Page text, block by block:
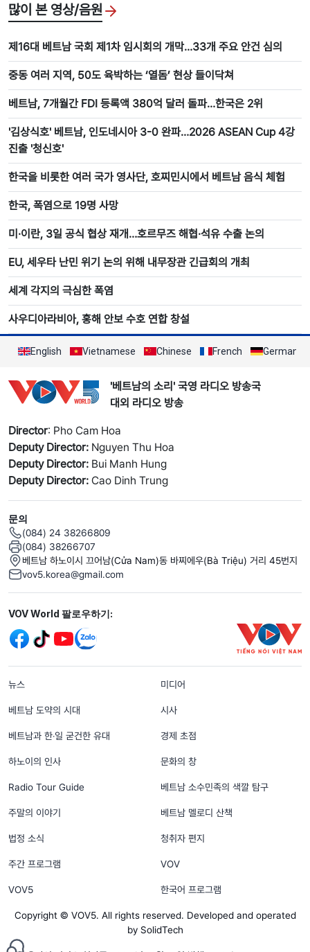
많이 본 영상/음원
제16대 베트남 국회 제1차 임시회의 개막…33개 주요 안건 심의
중동 여러 지역, 50도 육박하는 ‘열돔’ 현상 들이닥쳐
베트남, 7개월간 FDI 등록액 380억 달러 돌파…한국은 2위
'김상식호' 베트남, 인도네시아 3-0 완파…2026 ASEAN Cup 4강
진출 '청신호'
한국을 비롯한 여러 국가 영사단, 호찌민시에서 베트남 음식 체험
한국, 폭염으로 19명 사망
미·이란, 3일 공식 협상 재개…호르무즈 해협·석유 수출 논의
EU, 세우타 난민 위기 논의 위해 내무장관 긴급회의 개최
세계 각지의 극심한 폭염
사우디아라비아, 홍해 안보 수호 연합 창설
English Vietnamese Chinese French German
'베트남의 소리' 국영 라디오 방송국
대외 라디오 방송
Director: Pho Cam Hoa
Deputy Director: Nguyen Thu Hoa
Deputy Director: Bui Manh Hung
Deputy Director: Cao Dinh Trung
문의
(084) 24 38266809
(084) 38266707
베트남 하노이시 끄어남(Cửa Nam)동 바찌에우(Bà Triệu) 거리 45번지
vov5.korea@gmail.com
Mạng xã hội
VOV World 팔로우하기:
menu footer tiếng Hàn
뉴스 미디어
베트남 도약의 시대 시사
베트남과 한‧일 굳건한 유대 경제 초점
하노이의 인사 문화의 창
Radio Tour Guide 베트남 소수민족의 색깔 탐구
주말의 이야기 베트남 멜로디 산책
법정 소식 청취자 편지
주간 프로그램 VOV
VOV5 한국어 프로그램
Copyright © VOV5. All rights reserved. Developed and operated
by SolidTech